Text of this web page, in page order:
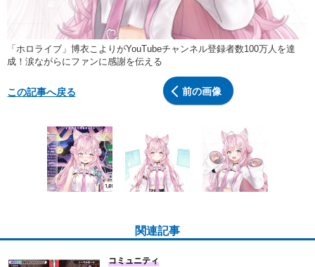
「ホロライブ」博衣こよりがYouTubeチャンネル登録者数100万人を達
成！涙ながらにファンに感謝を伝える
前の画像
この記事へ戻る
関連記事
コミュニティ